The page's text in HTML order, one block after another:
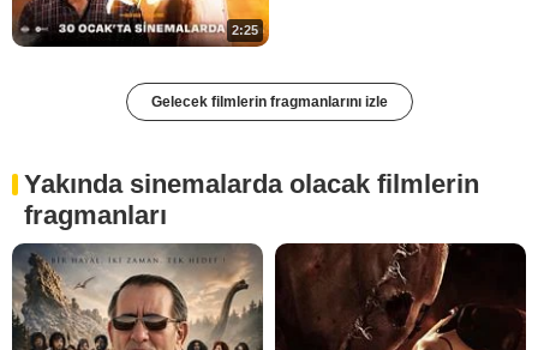
2:25
Gelecek filmlerin fragmanlarını izle
Yakında sinemalarda olacak filmlerin
fragmanları